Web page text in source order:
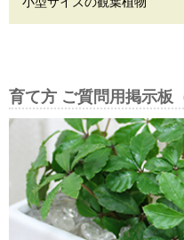
育て方 ご質問用掲示板